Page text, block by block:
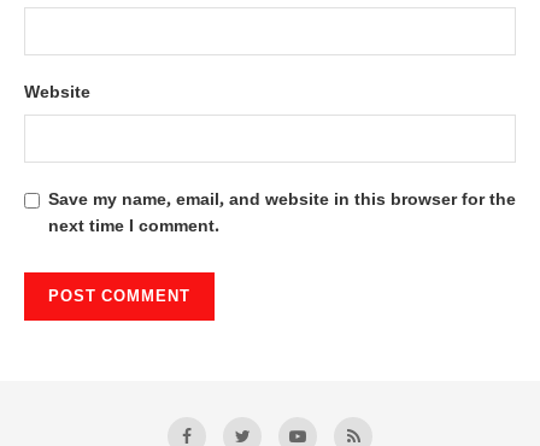
Website
Save my name, email, and website in this browser for the
next time I comment.